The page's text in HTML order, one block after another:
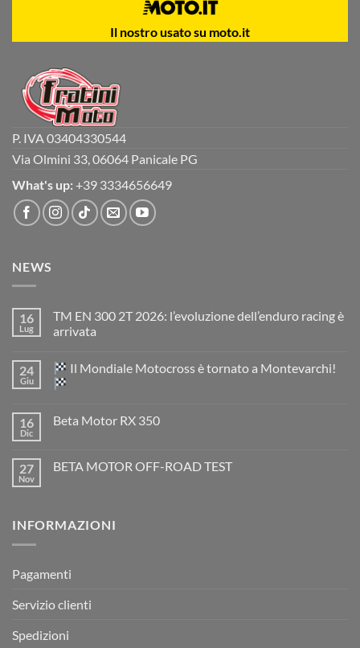
Il nostro usato su moto.it
P. IVA 03404330544
Via Olmini 33, 06064 Panicale PG
What's up: +39 3334656649
NEWS
16
Lug
TM EN 300 2T 2026: l’evoluzione dell’enduro racing è
arrivata
su
TM
EN
2026:
è
arrivata
24
Giu
Il Mondiale Motocross è tornato a Montevarchi!
su
Motocross
è
16
Dic
Beta Motor RX 350
Beta
27
Nov
BETA MOTOR OFF-ROAD TEST
MOTOR
INFORMAZIONI
Pagamenti
Servizio clienti
Spedizioni